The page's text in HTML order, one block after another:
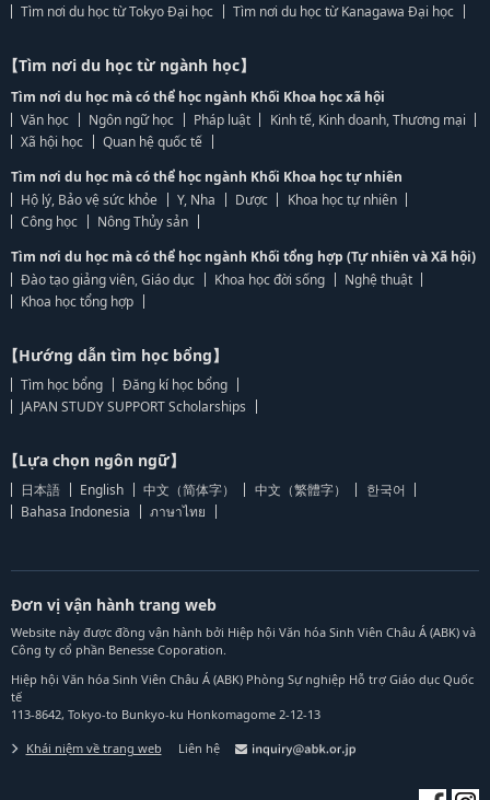
Tìm nơi du học từ Tokyo Đại học Tìm nơi du học từ Kanagawa Đại học
【Tìm nơi du học từ ngành học】
Tìm nơi du học mà có thể học ngành Khối Khoa học xã hội
Văn học
Ngôn ngữ học Pháp luật
Kinh tế, Kinh doanh, Thương mại
Xã hội học
Quan hệ quốc tế
Tìm nơi du học mà có thể học ngành Khối Khoa học tự nhiên
Hộ lý, Bảo vệ sức khỏe
Y, Nha Dược
Khoa học tự nhiên
Công học
Nông Thủy sản
Tìm nơi du học mà có thể học ngành Khối tổng hợp (Tự nhiên và Xã hội)
Đào tạo giảng viên, Giáo dục
Khoa học đời sống
Nghệ thuật
Khoa học tổng hợp
【Hướng dẫn tìm học bổng】
Tìm học bổng
Đăng kí học bổng
JAPAN STUDY SUPPORT Scholarships
【Lựa chọn ngôn ngữ】
日本語 English 中文（简体字） 中文（繁體字）
한국어
Bahasa Indonesia
ภาษาไทย
Đơn vị vận hành trang web
Website này được đồng vận hành bởi Hiệp hội Văn hóa Sinh Viên Châu Á (ABK) và
Công ty cổ phần Benesse Coporation.
Hiệp hội Văn hóa Sinh Viên Châu Á (ABK) Phòng Sự nghiệp Hỗ trợ Giáo dục Quốc
tế
113-8642, Tokyo-to Bunkyo-ku Honkomagome 2-12-13
Khái niệm về trang web Liên hệ